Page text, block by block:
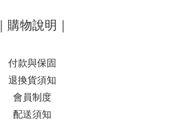
｜購物說明｜
付款與保固
退換貨須知
會員制度
配送須知